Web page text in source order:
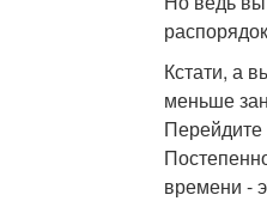
Кстати, а
меньше
Перейдите
времени -